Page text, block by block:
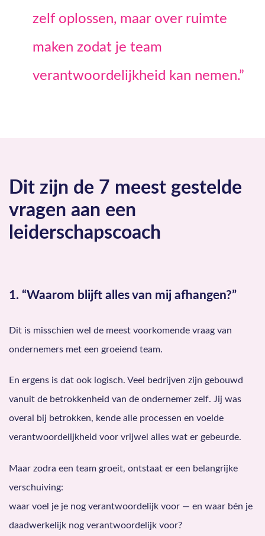
zelf oplossen, maar over ruimte
maken zodat je team
verantwoordelijkheid kan nemen.”
Dit zijn de 7 meest gestelde
vragen aan een
leiderschapscoach
1. “Waarom blijft alles van mij afhangen?”
Dit is misschien wel de meest voorkomende vraag van
ondernemers met een groeiend team.
En ergens is dat ook logisch. Veel bedrijven zijn gebouwd
vanuit de betrokkenheid van de ondernemer zelf. Jij was
overal bij betrokken, kende alle processen en voelde
verantwoordelijkheid voor vrijwel alles wat er gebeurde.
Maar zodra een team groeit, ontstaat er een belangrijke
verschuiving:
waar voel je je nog verantwoordelijk voor — en waar bén je
daadwerkelijk nog verantwoordelijk voor?